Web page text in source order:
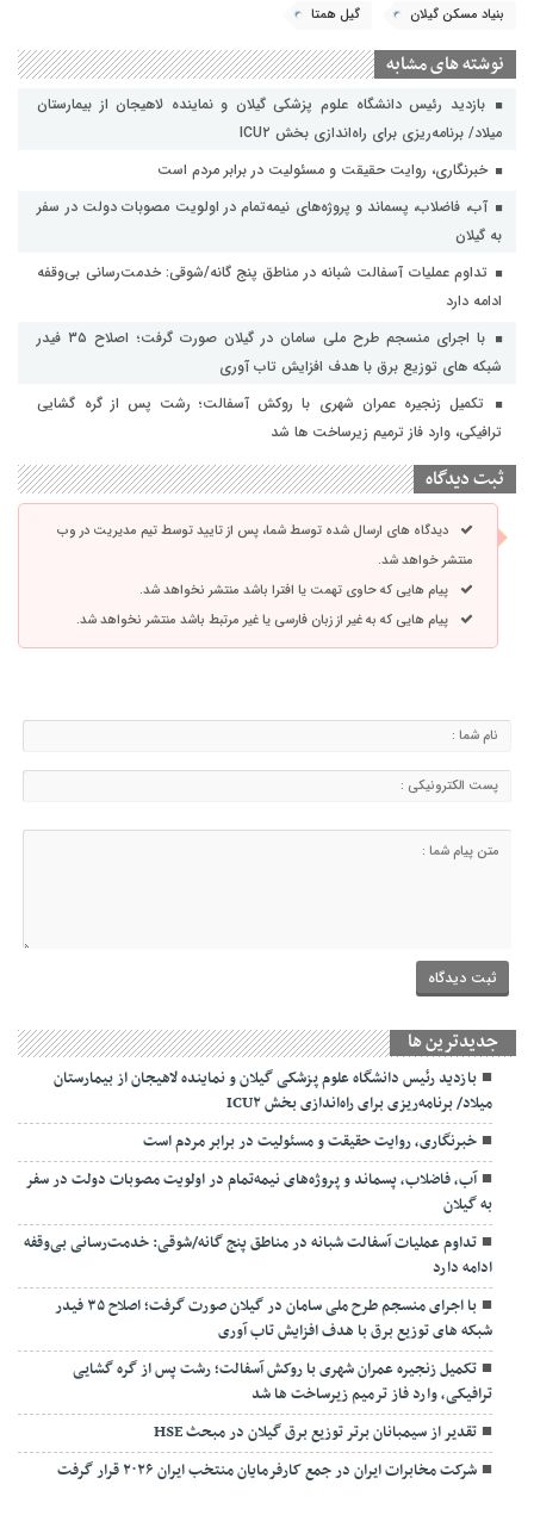
بنیاد مسکن گیلان گیل همتا
نوشته های مشابه
بازدید رئیس دانشگاه علوم پزشکی گیلان و نماینده لاهیجان از بیمارستان
میلاد/ برنامه‌ریزی برای راه‌اندازی بخش ICU۲
خبرنگاری، روایت حقیقت و مسئولیت‌ در برابر مردم است
آب، فاضلاب، پسماند و پروژه‌های نیمه‌تمام در اولویت مصوبات دولت در سفر
به گیلان
تداوم عملیات آسفالت‌ شبانه در مناطق پنج گانه/شوقی: خدمت‌رسانی بی‌وقفه
ادامه دارد
با اجرای منسجم طرح ملی سامان در گیلان صورت گرفت؛ اصلاح ۳۵ فیدر
شبکه های توزیع برق با هدف افزایش تاب آوری
تکمیل زنجیره عمران شهری با روکش آسفالت؛ رشت پس از گره گشایی
ترافیکی، وارد فاز ترمیم زیرساخت ها شد
ثبت دیدگاه
دیدگاه های ارسال شده توسط شما، پس از تایید توسط تیم مدیریت در وب
منتشر خواهد شد.
پیام هایی که حاوی تهمت یا افترا باشد منتشر نخواهد شد.
پیام هایی که به غیر از زبان فارسی یا غیر مرتبط باشد منتشر نخواهد شد.
جديدترين ها
بازدید رئیس دانشگاه علوم پزشکی گیلان و نماینده لاهیجان از بیمارستان
میلاد/ برنامه‌ریزی برای راه‌اندازی بخش ICU۲
خبرنگاری، روایت حقیقت و مسئولیت‌ در برابر مردم است
آب، فاضلاب، پسماند و پروژه‌های نیمه‌تمام در اولویت مصوبات دولت در سفر
به گیلان
تداوم عملیات آسفالت‌ شبانه در مناطق پنج گانه/شوقی: خدمت‌رسانی بی‌وقفه
ادامه دارد
با اجرای منسجم طرح ملی سامان در گیلان صورت گرفت؛ اصلاح ۳۵ فیدر
شبکه های توزیع برق با هدف افزایش تاب آوری
تکمیل زنجیره عمران شهری با روکش آسفالت؛ رشت پس از گره گشایی
ترافیکی، وارد فاز ترمیم زیرساخت ها شد
تقدیر از سیمبانان برتر توزیع برق گیلان در مبحث HSE
شرکت مخابرات ایران در جمع کارفرمایان منتخب ایران ۲۰۲۶ قرار گرفت